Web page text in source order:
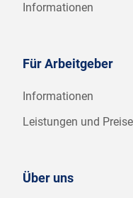
Informationen
Für Arbeitgeber
Informationen
Leistungen und Preise
Über uns